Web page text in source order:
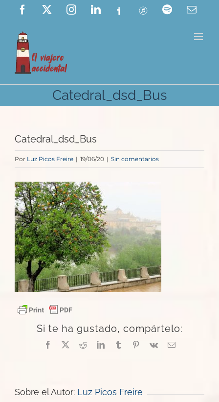
Saltar
contenido
Facebook InstagramLinkedIn
Ivoox ITunes Spotify
Catedral_dsd_Bus
Catedral_dsd_Bus
Por Luz Picos Freire | 19/06/20 | Sin comentarios
Si te ha gustado, compártelo:
Facebook
X RedditLinkedInTumblrPinterest
Vk
Correo
Sobre el Autor: Luz Picos Freire